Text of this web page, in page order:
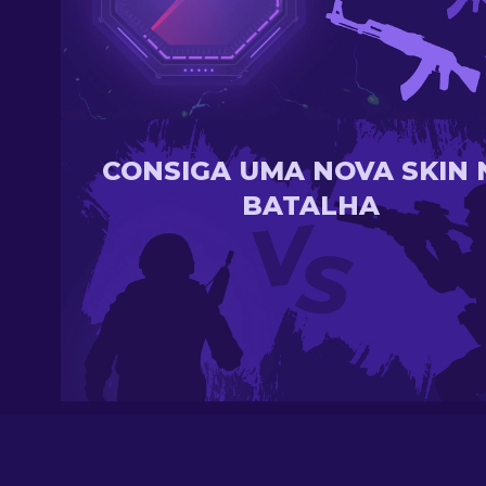
CONSIGA UMA NOVA SKIN
BATALHA